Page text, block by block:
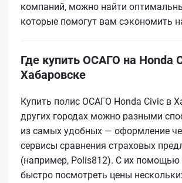
компаний, можно найти
которые помогут вам сэкономить
Где купить ОСАГО на Honda
Хабаровске
Купить полис ОСАГО Honda Civic в
других городах можно разными
из самых удобных — оформление
сервисы сравнения страховых
(например, Polis812). С их
быстро посмотреть цены